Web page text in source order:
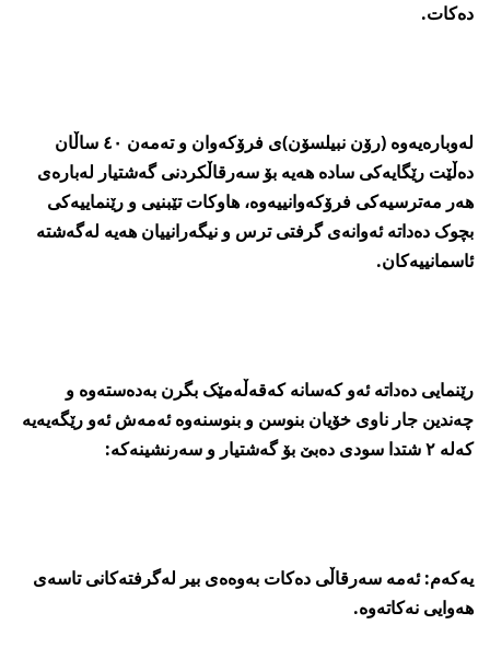
دەکات.
لەوبارەیەوە (رۆن نبیلسۆن)ی فرۆکەوان و تەمەن ٤٠ ساڵان
دەڵێت رێگایەکی سادە ھەیە بۆ سەرقاڵکردنی گەشتیار لەبارەی
ھەر مەترسیەکی فرۆکەوانییەوە، ھاوکات تێبنیی و رێنماییەکی
بچوک دەداتە ئەوانەی گرفتی ترس و نیگەرانییان ھەیە لەگەشتە
ئاسمانییەکان.
رێنمایی دەداتە ئەو کەسانە کەقەڵەمێک بگرن بەدەستەوە و
چەندین جار ناوی خۆیان بنوسن و بنوسنەوە ئەمەش ئەو رێگەیەیە
کەلە ٢ شتدا سودی دەبێ بۆ گەشتیار و سەرنشینەکە:
یەکەم: ئەمە سەرقاڵی دەکات بەوەەی بیر لەگرفتەکانی تاسەی
ھەوایی نەکاتەوە.